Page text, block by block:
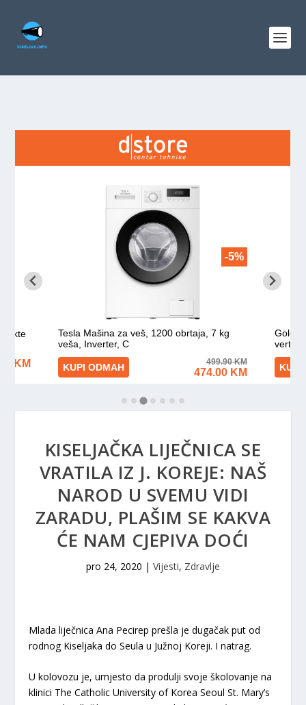
KISELJAČKA LIJEČNICA SE
VRATILA IZ J. KOREJE: NAŠ
NAROD U SVEMU VIDI
ZARADU, PLAŠIM SE KAKVA
ĆE NAM CJEPIVA DOĆI
pro 24, 2020 | Vijesti, Zdravlje
Mlada liječnica Ana Pecirep prešla je dugačak put od
rodnog Kiseljaka do Seula u Južnoj Koreji. I natrag.
U kolovozu je, umjesto da produlji svoje školovanje na
klinici The Catholic University of Korea Seoul St. Mary’s